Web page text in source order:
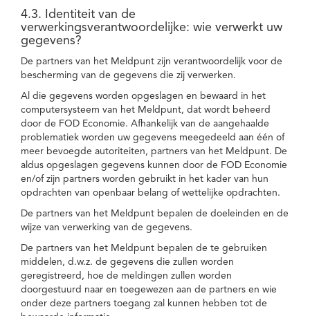
4.3. Identiteit van de
verwerkingsverantwoordelijke: wie verwerkt uw
gegevens?
De partners van het Meldpunt zijn verantwoordelijk voor de
bescherming van de gegevens die zij verwerken.
Al die gegevens worden opgeslagen en bewaard in het
computersysteem van het Meldpunt, dat wordt beheerd
door de FOD Economie. Afhankelijk van de aangehaalde
problematiek worden uw gegevens meegedeeld aan één of
meer bevoegde autoriteiten, partners van het Meldpunt. De
aldus opgeslagen gegevens kunnen door de FOD Economie
en/of zijn partners worden gebruikt in het kader van hun
opdrachten van openbaar belang of wettelijke opdrachten.
De partners van het Meldpunt bepalen de doeleinden en de
wijze van verwerking van de gegevens.
De partners van het Meldpunt bepalen de te gebruiken
middelen, d.w.z. de gegevens die zullen worden
geregistreerd, hoe de meldingen zullen worden
doorgestuurd naar en toegewezen aan de partners en wie
onder deze partners toegang zal kunnen hebben tot de